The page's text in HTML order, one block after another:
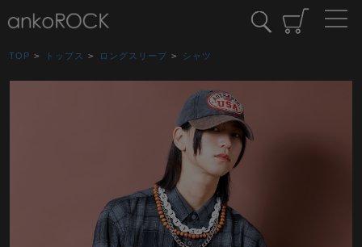
TOP > トップス > ロングスリーブ > シャツ